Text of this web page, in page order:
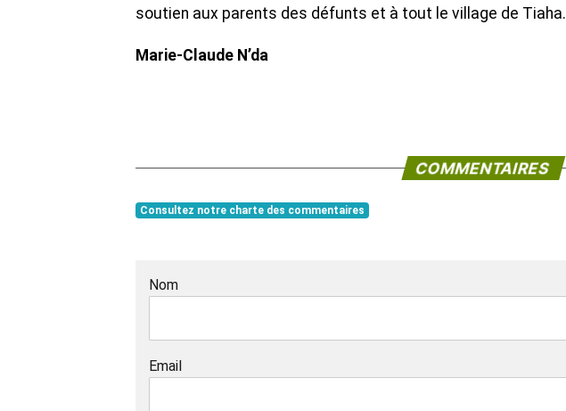
soutien aux parents des défunts et à tout le village de Tiaha.
Marie-Claude N’da
COMMENTAIRES
Consultez notre charte des commentaires
Nom
Email